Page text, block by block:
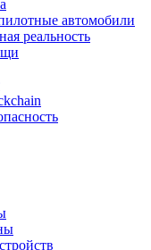
автомобили
реальность